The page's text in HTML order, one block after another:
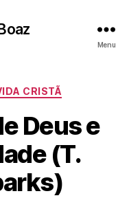
Menu
CRISTÃ
Deus e
(T.